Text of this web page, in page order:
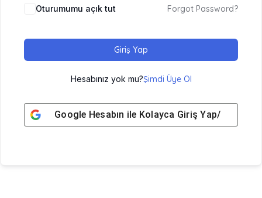
Oturumumu açık tut Forgot Password?
Giriş Yap
Hesabınız yok mu?Şimdi Üye Ol
Google Hesabın ile Kolayca Giriş Yap/ Üye Ol